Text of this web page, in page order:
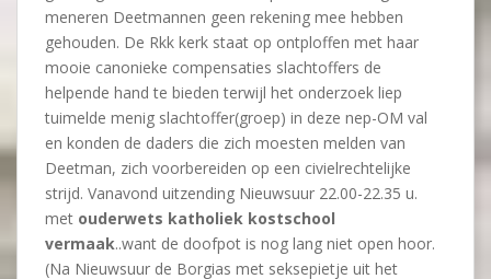
meneren Deetmannen geen rekening mee hebben
gehouden. De Rkk kerk staat op ontploffen met haar
mooie canonieke compensaties slachtoffers de
helpende hand te bieden terwijl het onderzoek liep
tuimelde menig slachtoffer(groep) in deze nep-OM val
en konden de daders die zich moesten melden van
Deetman, zich voorbereiden op een civielrechtelijke
strijd. Vanavond uitzending Nieuwsuur 22.00-22.35 u.
met ouderwets katholiek kostschool
vermaak..want de doofpot is nog lang niet open hoor.
(Na Nieuwsuur de Borgias met seksepietje uit het